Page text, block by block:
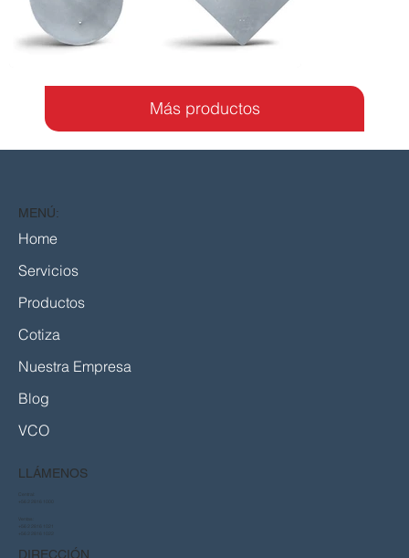
Más productos
DIRECCIÓN
+56 2 2816 1021
+56 2 2816 1022
+56 2 2816 1000
LLÁMENOS
Home
Servicios
Productos
Cotiza
Nuestra Empresa
Blog
VCO
MENÚ: